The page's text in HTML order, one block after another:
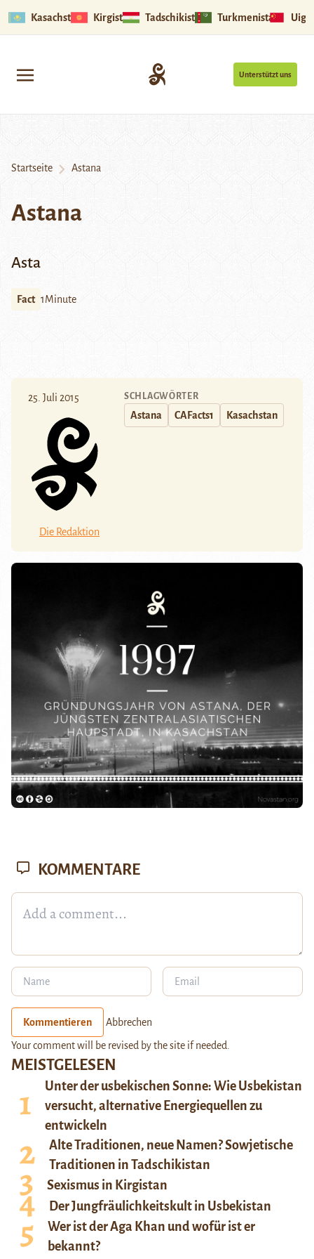
Kasachstan Kirgistan Tadschikistan Turkmenistan
Unterstützt uns
Startseite Astana
Astana
Asta
Fact 1Minute
25. Juli 2015
Die Redaktion
SCHLAGWÖRTER
Astana CAFacts1 Kasachstan
MEISTGELESEN
Unter der usbekischen Sonne: Wie Usbekistan
versucht, alternative Energiequellen zu
entwickeln
Alte Traditionen, neue Namen? Sowjetische
Traditionen in Tadschikistan
Sexismus in Kirgistan
Der Jungfräulichkeitskult in Usbekistan
Wer ist der Aga Khan und wofür ist er
bekannt?
KOMMENTARE
Kommentieren Abbrechen
Your comment will be revised by the site if needed.